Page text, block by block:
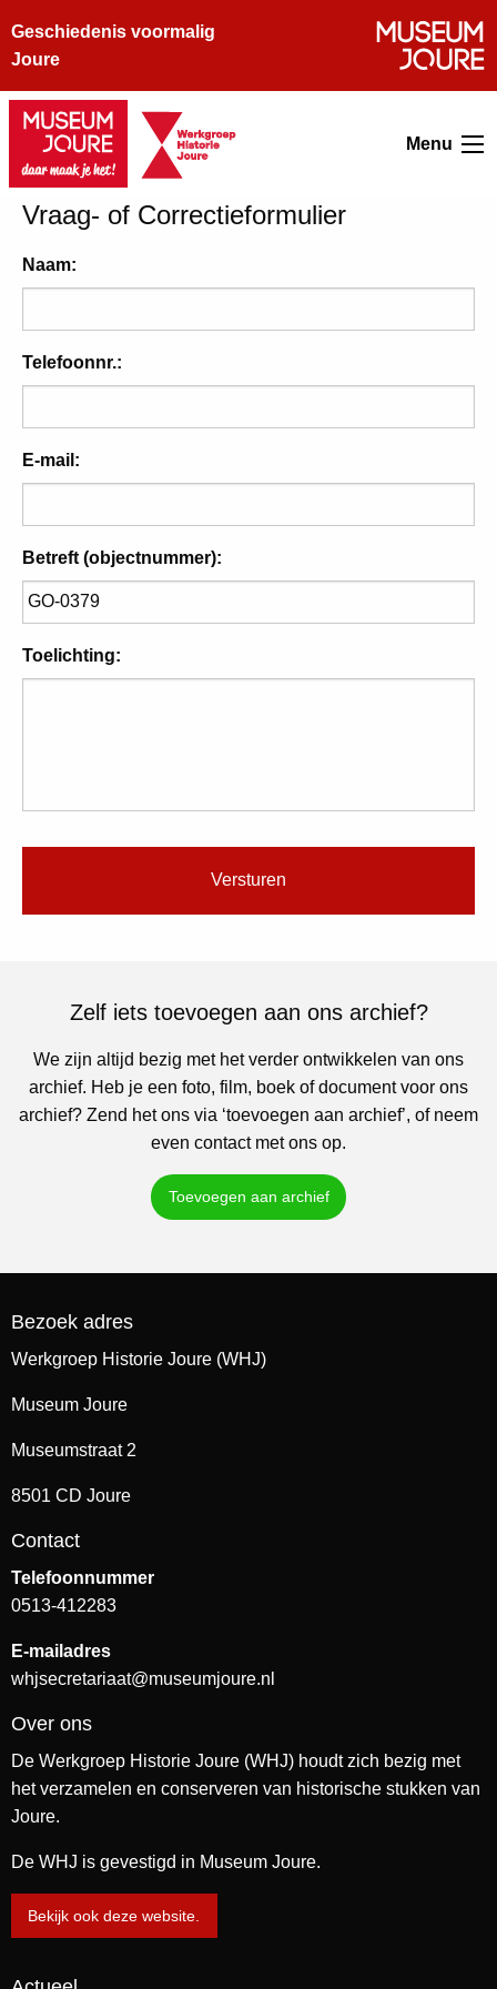
Geschiedenis voormalig
Joure
Menu
Vraag- of Correctieformulier
Naam:
Telefoonnr.:
E-mail:
Betreft (objectnummer):
Toelichting:
Zelf iets toevoegen aan ons archief?
We zijn altijd bezig met het verder ontwikkelen van ons
archief. Heb je een foto, film, boek of document voor ons
archief? Zend het ons via ‘toevoegen aan archief’, of neem
even contact met ons op.
Toevoegen aan archief
Bezoek adres
Werkgroep Historie Joure (WHJ)
Museum Joure
Museumstraat 2
8501 CD Joure
Contact
Telefoonnummer
0513-412283
E-mailadres
whjsecretariaat@museumjoure.nl
Over ons
De Werkgroep Historie Joure (WHJ) houdt zich bezig met
het verzamelen en conserveren van historische stukken van
Joure.
De WHJ is gevestigd in Museum Joure.
Bekijk ook deze website.